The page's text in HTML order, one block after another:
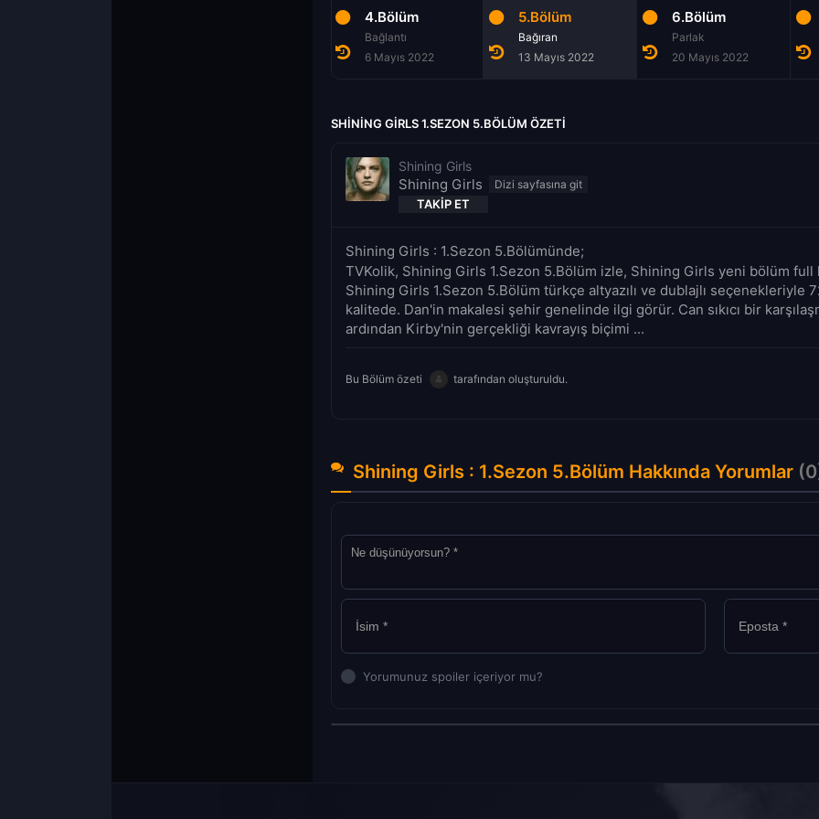
4.Bölüm
Bağlantı
6 Mayıs 2022
5.Bölüm
Bağıran
13 Mayıs 2022
6.Bölüm
Parlak
20 Mayıs 2022
SHINING GIRLS 1.SEZON 5.BÖLÜM ÖZETI
Shining Girls
Shining Girls
TAKIP ET
Shining Girls : 1.Sezon 5.Bölümünde;
TVKolik, Shining Girls 1.Sezon 5.Bölüm izle, Shining Girls yeni bölüm full
Shining Girls 1.Sezon 5.Bölüm türkçe altyazılı ve dublajlı seçenekleriyle
kalitede. Dan'in makalesi şehir genelinde ilgi görür. Can sıkıcı bir
ardından Kirby'nin gerçekliği kavrayış biçimi ...
Bu Bölüm özeti tarafından oluşturuldu.
Shining Girls : 1.Sezon 5.Bölüm Hakkında Yorumlar
Yorumunuz spoiler içeriyor mu?